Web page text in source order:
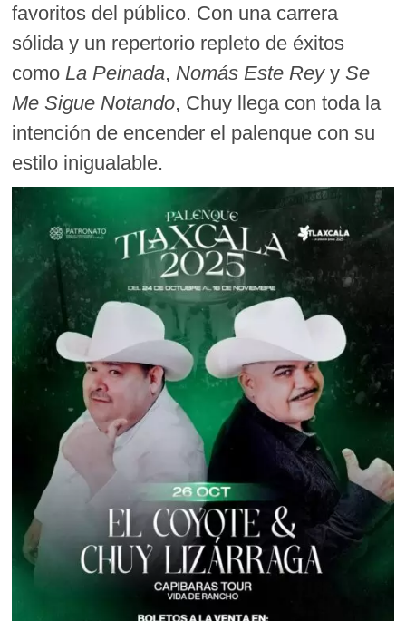
favoritos del público. Con una carrera
sólida y un repertorio repleto de éxitos
comoLa Peinada,Nomás Este ReyySe
Me Sigue Notando, Chuy llega con toda la
intención de encender el palenque con su
estilo inigualable.